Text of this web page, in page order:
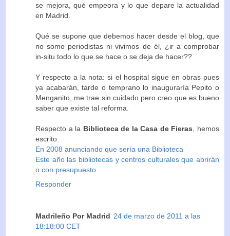
se mejora, qué empeora y lo que depare la actualidad
en Madrid.
Qué se supone que debemos hacer desde el blog, que
no somo periodistas ni vivimos de él, ¿ir a comprobar
in-situ todo lo que se hace o se deja de hacer??
Y respecto a la nota: si el hospital sigue en obras pues
ya acabarán, tarde o temprano lo inauguraría Pepito o
Menganito, me trae sin cuidado pero creo que es bueno
saber que existe tal reforma.
Respecto a la Biblioteca de la Casa de Fieras, hemos
escrito:
En 2008 anunciando que sería una Biblioteca
Este año las bibliotecas y centros culturales que abrirán
o con presupuesto
Responder
Madrileño Por Madrid 24 de marzo de 2011 a las
18:18:00 CET